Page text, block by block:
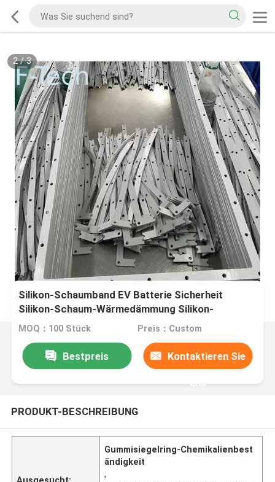
2/3
Silikon-Schaumband EV Batterie Sicherheit
Silikon-Schaum-Wärmedämmung Silikon-
Schwammdichtung
MOQ：100 Stück Preis：Custom
Bestpreis Kontaktieren Sie
uns
PRODUKT-BESCHREIBUNG
Ausgesucht:
Gummisiegelring-Chemikalienbest
ändigkeit
,